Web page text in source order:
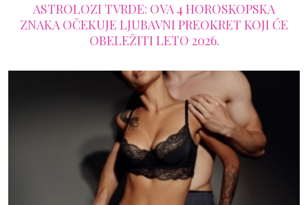
ASTROLOZI TVRDE: OVA 4 HOROSKOPSKA
ZNAKA OČEKUJE LJUBAVNI PREOKRET KOJI ĆE
OBELEŽITI LETO 2026.